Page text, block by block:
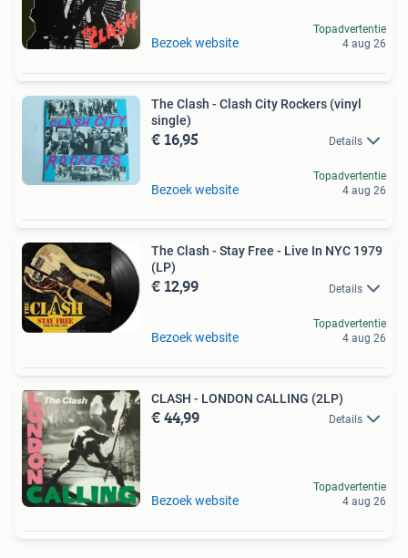
Bezoek website
Topadvertentie
4 aug 26
The Clash - Clash City Rockers (vinyl
single)
€ 16,95 Details
Bezoek website
Topadvertentie
4 aug 26
The Clash - Stay Free - Live In NYC 1979
(LP)
€ 12,99 Details
Bezoek website
Topadvertentie
4 aug 26
CLASH - LONDON CALLING (2LP)
€ 44,99 Details
Bezoek website
Topadvertentie
4 aug 26